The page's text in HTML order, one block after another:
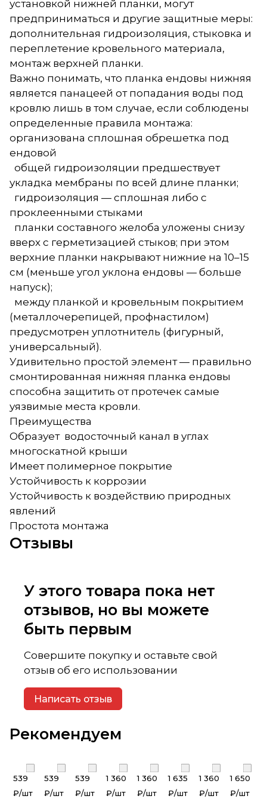
установкой нижней планки, могут
предприниматься и другие защитные меры:
дополнительная гидроизоляция, стыковка и
переплетение кровельного материала,
монтаж верхней планки.
Важно понимать, что планка ендовы нижняя
является панацеей от попадания воды под
кровлю лишь в том случае, если соблюдены
определенные правила монтажа:
организована сплошная обрешетка под
ендовой
общей гидроизоляции предшествует
укладка мембраны по всей длине планки;
гидроизоляция — сплошная либо с
проклеенными стыками
планки составного желоба уложены снизу
вверх с герметизацией стыков; при этом
верхние планки накрывают нижние на 10–15
см (меньше угол уклона ендовы — больше
напуск);
между планкой и кровельным покрытием
(металлочерепицей, профнастилом)
предусмотрен уплотнитель (фигурный,
универсальный).
Удивительно простой элемент — правильно
смонтированная нижняя планка ендовы
способна защитить от протечек самые
уязвимые места кровли.
Преимущества
Образует водосточный канал в углах
многоскатной крыши
Имеет полимерное покрытие
Устойчивость к коррозии
Устойчивость к воздействию природных
явлений
Простота монтажа
Отзывы
У этого товара пока нет
отзывов, но вы можете
быть первым
Совершите покупку и оставьте свой
отзыв об его использовании
Написать отзыв
Рекомендуем
539
₽/шт
539
₽/шт
539
₽/шт
1 360
₽/шт
1 360
₽/шт
1 635
₽/шт
1 360
₽/шт
1 650
₽/шт